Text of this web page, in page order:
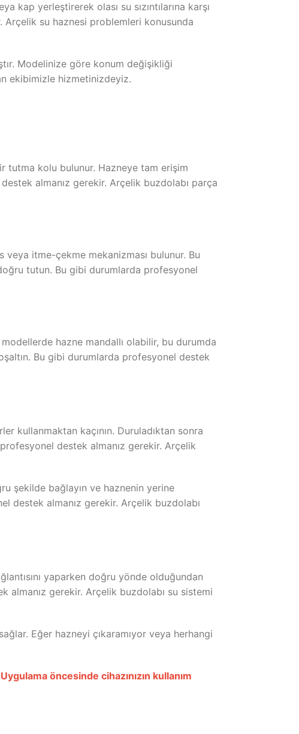
kap yerleştirerek olası su sızıntılarına karşı
Arçelik su haznesi problemleri konusunda
Modelinize göre konum değişikliği
ekibimizle hizmetinizdeyiz.
tutma kolu bulunur. Hazneye tam erişim
almanız gerekir. Arçelik buzdolabı parça
veya itme-çekme mekanizması bulunur. Bu
tutun. Bu gibi durumlarda profesyonel
hazne mandallı olabilir, bu durumda
Bu gibi durumlarda profesyonel destek
kullanmaktan kaçının. Duruladıktan sonra
destek almanız gerekir. Arçelik
şekilde bağlayın ve haznenin yerine
destek almanız gerekir. Arçelik buzdolabı
yaparken doğru yönde olduğundan
almanız gerekir. Arçelik buzdolabı su sistemi
Eğer hazneyi çıkaramıyor veya herhangi
öncesinde cihazınızın kullanım